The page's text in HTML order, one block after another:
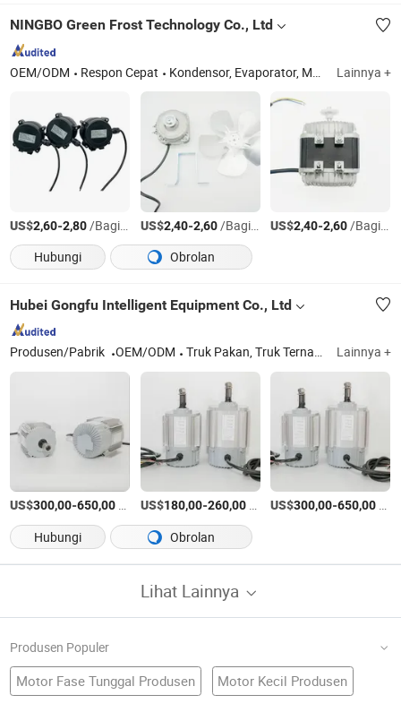
Komersial
Pompa
NINGBO Green Frost Technology Co., Ltd
OEM/ODM Respon Cepat Kondensor, Evaporator, Motor, Kompresor, Kipas Aksial Lainnya +
US$2,60-2,80/Bagian US$2,40-2,60/Bagian US$2,40-2,60/Bagian
Hubungi
Obrolan
Hubei Gongfu Intelligent Equipment Co., Ltd
Produsen/Pabrik OEM/ODM Truk Pakan, Truk Ternak, Motor Kipas, Alat Pakan Lainnya +
US$300,00-650,00 US$180,00-260,00/Bagian US$300,00-650,00
Hubungi
Obrolan
Lihat Lainnya
Produsen Populer
Motor Fase Tunggal Produsen Motor Kecil Produsen